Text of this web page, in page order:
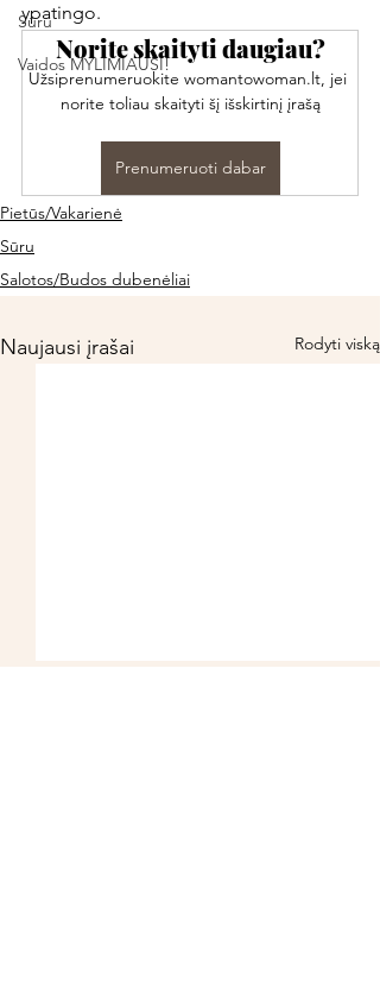
Sūru
Vaidos MYLIMIAUSI!
ypatingo.
Norite skaityti daugiau?
Užsiprenumeruokite womantowoman.lt, jei
norite toliau skaityti šį išskirtinį įrašą
Prenumeruoti dabar
Pietūs/Vakarienė
Sūru
Salotos/Budos dubenėliai
Naujausi įrašai Rodyti viską